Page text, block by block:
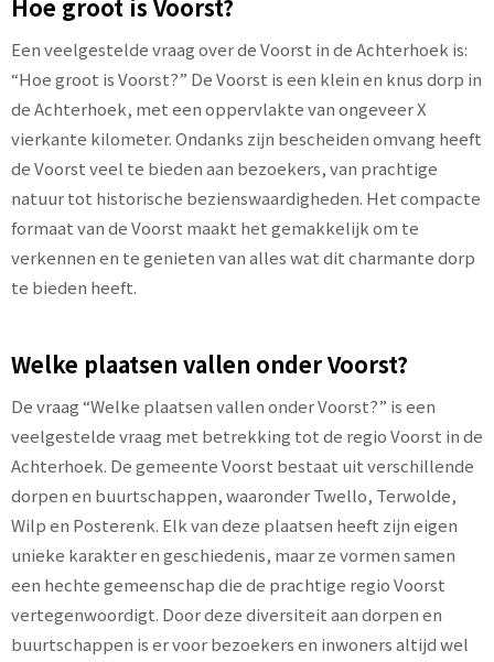
Hoe groot is Voorst?
Een veelgestelde vraag over de Voorst in de Achterhoek is:
“Hoe groot is Voorst?” De Voorst is een klein en knus dorp in
de Achterhoek, met een oppervlakte van ongeveer X
vierkante kilometer. Ondanks zijn bescheiden omvang heeft
de Voorst veel te bieden aan bezoekers, van prachtige
natuur tot historische bezienswaardigheden. Het compacte
formaat van de Voorst maakt het gemakkelijk om te
verkennen en te genieten van alles wat dit charmante dorp
te bieden heeft.
Welke plaatsen vallen onder Voorst?
De vraag “Welke plaatsen vallen onder Voorst?” is een
veelgestelde vraag met betrekking tot de regio Voorst in de
Achterhoek. De gemeente Voorst bestaat uit verschillende
dorpen en buurtschappen, waaronder Twello, Terwolde,
Wilp en Posterenk. Elk van deze plaatsen heeft zijn eigen
unieke karakter en geschiedenis, maar ze vormen samen
een hechte gemeenschap die de prachtige regio Voorst
vertegenwoordigt. Door deze diversiteit aan dorpen en
buurtschappen is er voor bezoekers en inwoners altijd wel